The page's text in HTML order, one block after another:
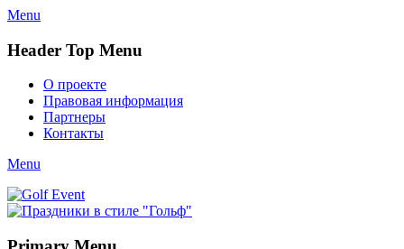
Menu
Header Top Menu
Skip
content
О проекте
Правовая информация
Партнеры
Контакты
Twitter
Email
YouTube
Website
Link
Menu
Golf Event
СМИ о гольфе, гольф-события, новости гольфа. Russian golf